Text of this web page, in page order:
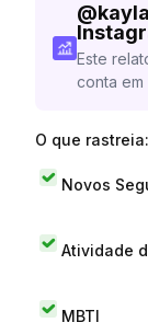
@
Este
conta em
O que rastreia:
Novos
Atividade
MBTI